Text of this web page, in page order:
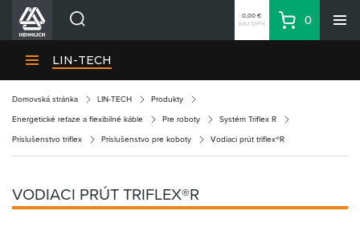
Divízie HENNLICH
Kariéra
Kontakty
Priemyselný park HENNLICH
0,00 €
bez DPH
Košík
0
LIN-TECH
Domovská stránka LIN-TECH Produkty
Energetické reťaze a flexibilné káble Pre roboty Systém Triflex R
Príslušenstvo triflex Príslušenstvo pre koboty Vodiaci prút triflex®R
VODIACI PRÚT TRIFLEX®R